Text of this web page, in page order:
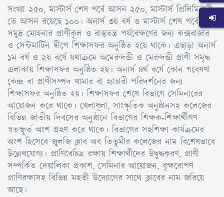
সংখ্যা ২৫০, মাস্টার্স শেষ পর্বে আসন ২৫০, মাস্টার্স প্রিলিমিনারী
তে আসন রয়েছে ১০০। অনার্স ৩য় বর্ষ ও মাস্টার্স শেষ পর্বে
সমুদ্র মোহনার প্রাণীকূল ও বাস্তুতন্ত্র পর্যবেক্ষণের জন্য কক্সবাজার
ও সেন্টমার্টিন দ্বীপে শিক্ষাসফর অনুষ্ঠিত হয়ে থাকে। এছাড়া অনার্স
১ম বর্ষ ও ২য় বর্ষে যথাক্রমে অমেরুদন্ডী ও মেরুদন্ডী প্রাণী সমৃদ্ধ
এলাকায় শিক্ষাসফর অনুষ্ঠিত হয়। অনার্স ৪র্থ বর্ষে কোন গবেষণা
কেন্দ্র বা প্রাণীসম্পদ খামার বা হ্যাচারী পরিদর্শনের জন্য
শিক্ষাসফর অনুষ্ঠিত হয়। শিক্ষাসফর শেষে বিভাগে সেমিনারের
আয়োজন করে থাকে। খেলাধূলা, সাংস্কৃতিক অনুষ্ঠানসহ কলেজের
বিভিন্ন জাতীয় দিবসের অনুষ্ঠানে বিভাগের শিক্ষক-শিক্ষার্থীগণ
স্বতস্ফূর্ত অংশ গ্রহণ করে থাকে। বিভাগের সহশিক্ষা কার্যক্রমের
অংশ হিসেবে জুলজি ক্লাব অব তিতুমীর কলেজের নাম বিশেষভাবে
উল্লেখযোগ্য। প্রাণিবৈচিত্র রক্ষায় শিক্ষার্থীদের উদ্বুদ্ধকরণ, প্রাণী
সম্পর্কিত দেয়ালিকা প্রকাশ, সেমিনার আয়োজন, বৃক্ষরোপণ
প্রাণিরক্ষাসহ বিভিন্ন মহতী উদ্যোগের সাথে ক্লাবের নাম জরিয়ে
আছে।